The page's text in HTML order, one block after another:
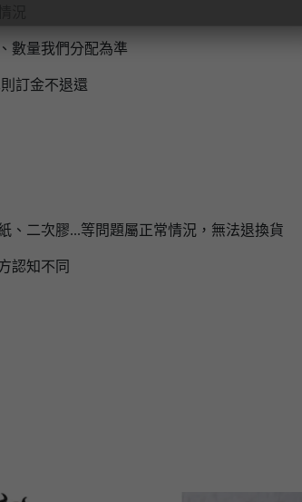
況
數量我們分配為準
訂金不退還
、二次膠...等問題屬正常情況，無法退換貨
認知不同